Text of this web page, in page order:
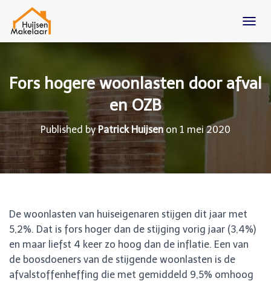
O
E
Fors hogere woonlasten door afval
en OZB
Published byPatrick Huijsenon 1 mei 2020
De woonlasten van huiseigenaren stijgen dit jaar met
5,2%. Dat is fors hoger dan de stijging vorig jaar (3,4%)
en maar liefst 4 keer zo hoog dan de inflatie. Een van
de boosdoeners van de stijgende woonlasten is de
afvalstoffenheffing die met gemiddeld 9,5% omhoog